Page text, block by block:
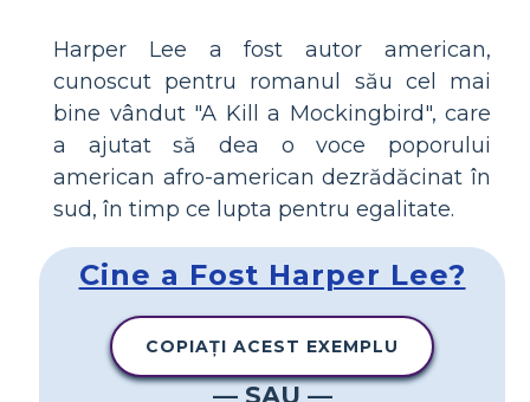
Harper Lee a fost autor american,
cunoscut pentru romanul său cel mai
bine vândut "A Kill a Mockingbird", care
a ajutat să dea o voce poporului
american afro-american dezrădăcinat în
sud, în timp ce lupta pentru egalitate.
Cine a Fost Harper Lee?
COPIAȚI ACEST EXEMPLU
— SAU —